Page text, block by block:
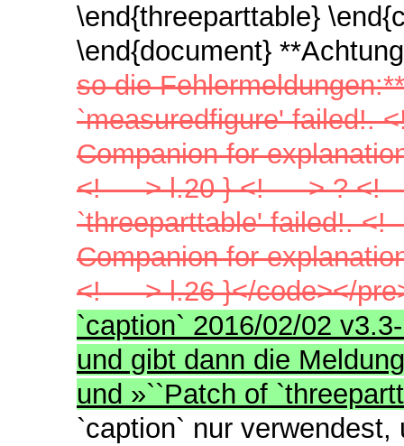
\end{threeparttable}
\end{document}
so die
`measuredfigure' failed!.
Companion for
<!-- --> l.20 } <!-- --> ?
`threeparttable' failed!.
Companion for
<!-- --> l.26 }</code></
`caption` 2016/02/02
und gibt dann die
und »``Patch of
`caption` nur